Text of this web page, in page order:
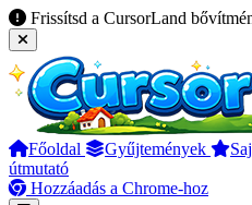
Frissítsd a CursorLand
Főoldal Gyűjtemények
útmutató
Hozzáadás a Chrome-hoz